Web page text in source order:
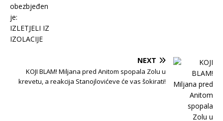
NEXT
KOJI BLAM! Miljana pred Anitom spopala Zolu u
krevetu, a reakcija Stanojlovićeve će vas šokirati!